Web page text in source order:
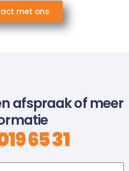
met ons
afspraak of meer
65 31